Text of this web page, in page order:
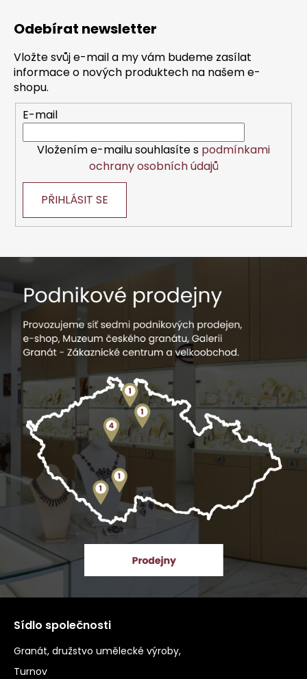
Odebírat newsletter
Vložte svůj e-mail a my vám budeme zasílat
informace o nových produktech na našem e-
shopu.
E-mail
Vložením e-mailu souhlasíte s podmínkami
ochrany osobních údajů
PŘIHLÁSIT SE
Sídlo společnosti
Granát, družstvo umělecké výroby,
Turnov